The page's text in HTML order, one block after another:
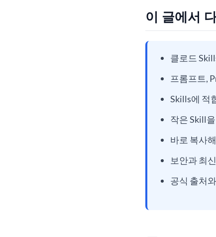
이 글에서
클로드
프롬프트,
Skills에 적
작은 Skill
바로 복사
보안과 최
공식 출처